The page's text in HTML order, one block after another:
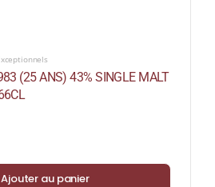
(25 ANS) 43% SINGLE MALT
Ajouter au panier